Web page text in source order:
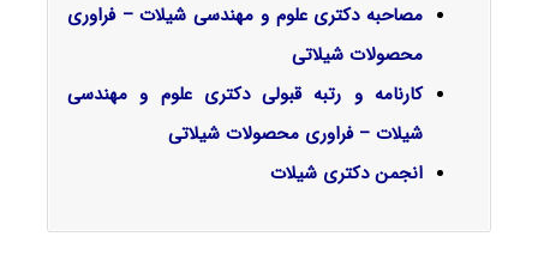
مصاحبه دکتری علوم و مهندسی شیلات – فراوری
محصولات شیلاتی
کارنامه و رتبه قبولی دکتری علوم و مهندسی
شیلات – فراوری محصولات شیلاتی
انجمن دکتری شیلات